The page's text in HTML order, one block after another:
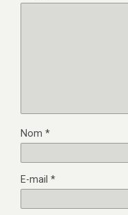
Nom *
E-mail *